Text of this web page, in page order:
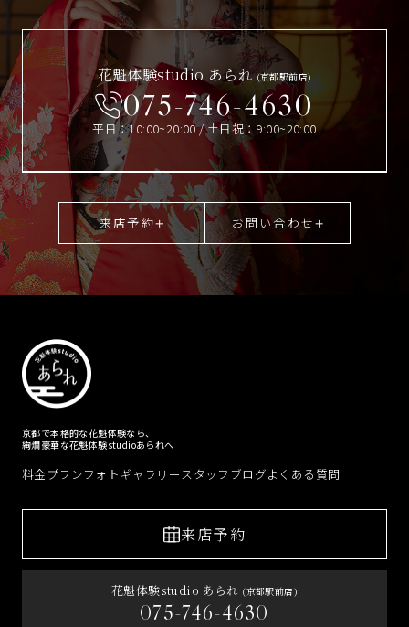
花魁体験studio あられ(京都駅前店)
075-746-4630
平日：10:00~20:00 / 土日祝：9:00~20:00
来店予約 お問い合わせ
京都で本格的な花魁体験なら、
絢爛豪華な花魁体験studioあられへ
料金プランフォトギャラリースタッフブログよくある質問
来店予約
花魁体験studio あられ (京都駅前店)
075-746-4630